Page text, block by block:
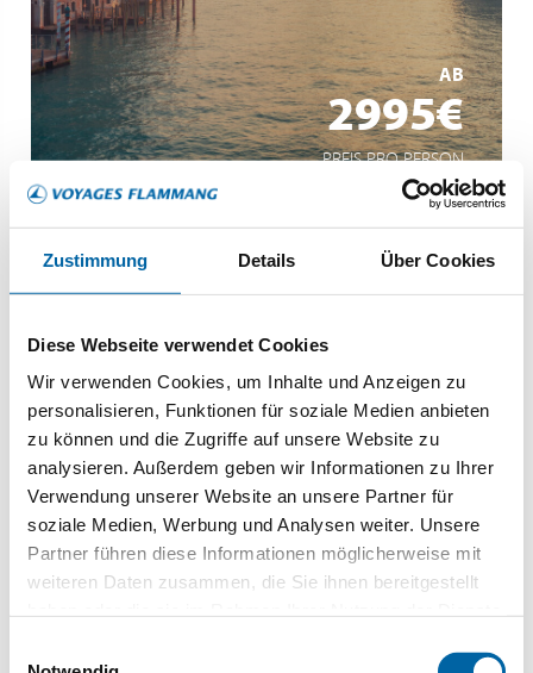
Zustimmung Details Über Cookies
Diese Webseite verwendet Cookies
Wir verwenden Cookies, um Inhalte und Anzeigen zu
personalisieren, Funktionen für soziale Medien anbieten
zu können und die Zugriffe auf unsere Website zu
analysieren. Außerdem geben wir Informationen zu Ihrer
Verwendung unserer Website an unsere Partner für
soziale Medien, Werbung und Analysen weiter. Unsere
Partner führen diese Informationen möglicherweise mit
weiteren Daten zusammen, die Sie ihnen bereitgestellt
AB
2995€
PREIS PRO PERSON
MEHR ERFAHREN
Österreich Donau, Danube
Viva All-Inclusive
Kaiserliches Wien
Budapest: Perle der Donau